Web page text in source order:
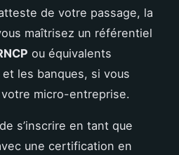
de votre passage, la
maîtrisez un référentiel
ou équivalents
les banques, si vous
micro-entreprise.
s’inscrire en tant que
une certification en